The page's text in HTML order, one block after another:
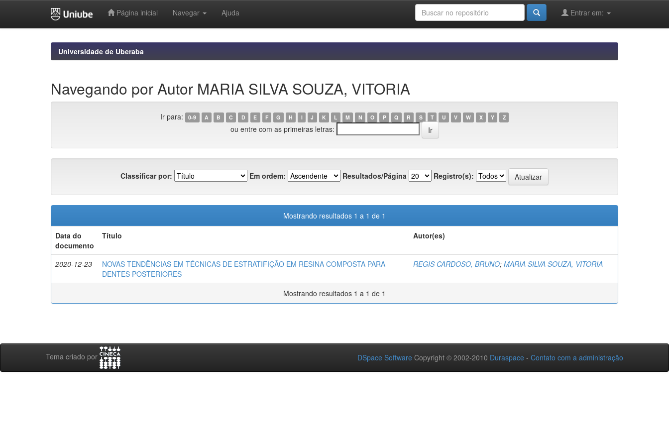
Página inicial Navegar Ajuda Entrar em:
Universidade de Uberaba
Navegando por Autor MARIA SILVA SOUZA, VITORIA
Ir para: 0-9 A B C D E F G H I J K L M N O P Q R S T U V W X Y Z
ou entre com as primeiras letras:
Classificar por: Em ordem: Resultados/Página Registro(s):
Mostrando resultados 1 a 1 de 1
Data do
documento
Título Autor(es)
2020-12-23
NOVAS TENDÊNCIAS EM TÉCNICAS DE ESTRATIFIÇÃO EM RESINA COMPOSTA PARA
DENTES POSTERIORES
REGIS CARDOSO, BRUNO; MARIA SILVA SOUZA, VITORIA
Mostrando resultados 1 a 1 de 1
Tema criado por DSpace Software Copyright © 2002-2010 Duraspace - Contato com a administração